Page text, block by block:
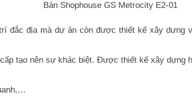
Bán Shophouse GS Metrocity E2-01
đắc địa mà dự án còn được thiết kế xây dựng
tạo nên sự khác biệt. Được thiết kế xây dựng